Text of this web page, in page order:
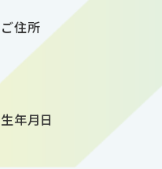
ご住所
生年月日